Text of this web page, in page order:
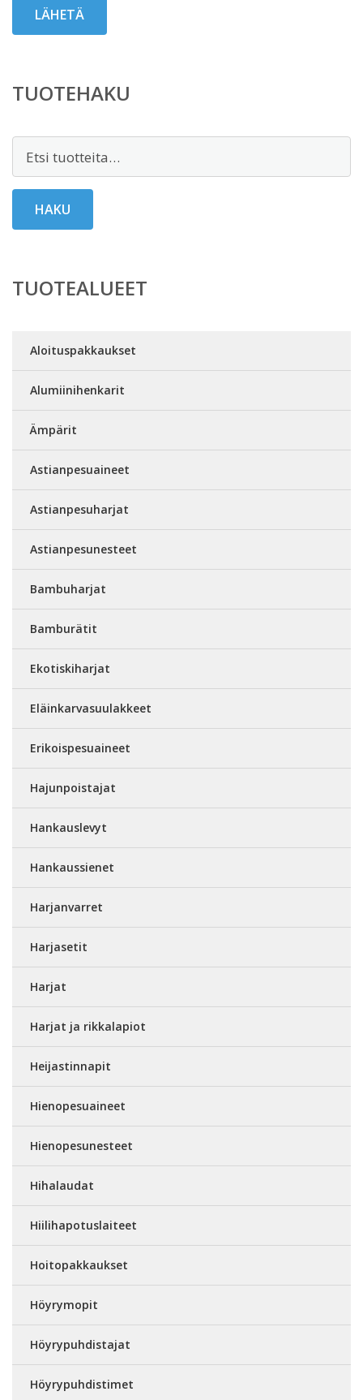
TUOTEHAKU
HAKU
TUOTEALUEET
Aloituspakkaukset
Alumiinihenkarit
Ämpärit
Astianpesuaineet
Astianpesuharjat
Astianpesunesteet
Bambuharjat
Bamburätit
Ekotiskiharjat
Eläinkarvasuulakkeet
Erikoispesuaineet
Hajunpoistajat
Hankauslevyt
Hankaussienet
Harjanvarret
Harjasetit
Harjat
Harjat ja rikkalapiot
Heijastinnapit
Hienopesuaineet
Hienopesunesteet
Hihalaudat
Hiilihapotuslaiteet
Hoitopakkaukset
Höyrymopit
Höyrypuhdistajat
Höyrypuhdistimet